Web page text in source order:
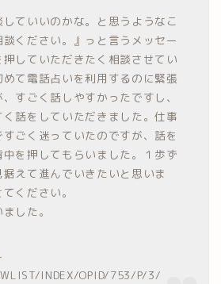
していいのかな。と思うようなこ
ください。』っと言うメッセー
していただきたく相談させてい
て電話占いを利用するのに緊張
すごく話しやすかったですし、
話をしていただきました。仕事
ごく迷っていたのですが、話を
を押してもらいました。１歩ず
えて進んでいきたいと思いま
ください。
した。
INDEX/OPID/753/P/3/